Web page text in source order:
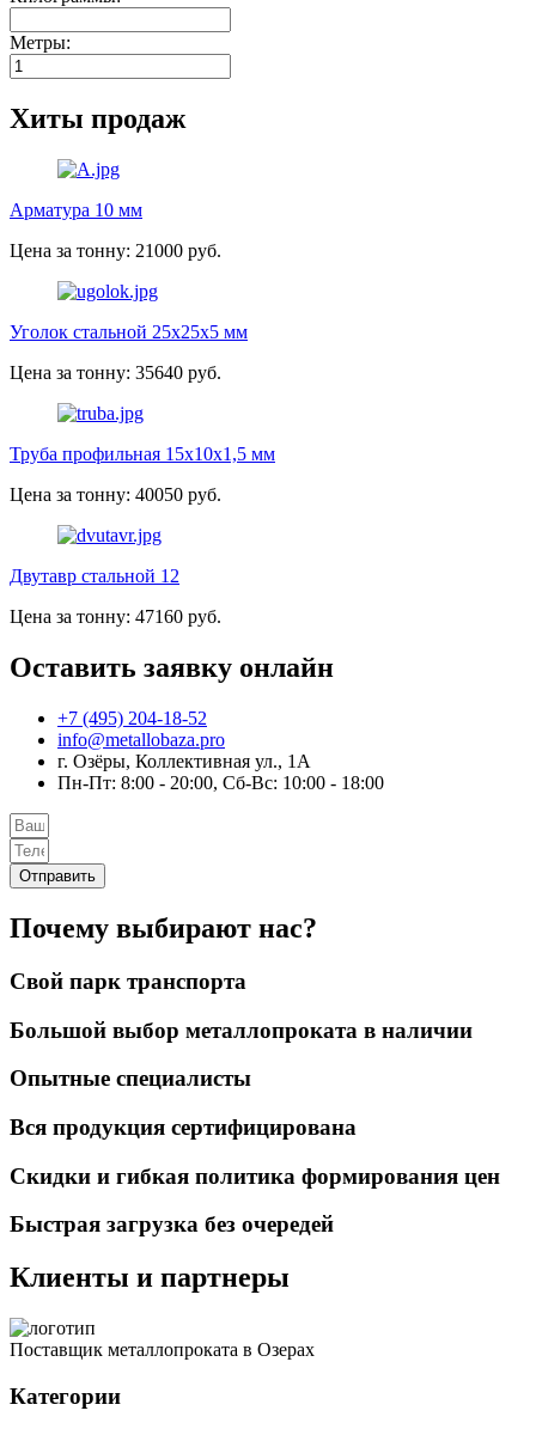
Метры:
Хиты продаж
Арматура 10 мм
Цена за тонну: 21000 руб.
Уголок стальной 25х25х5 мм
Цена за тонну: 35640 руб.
Труба профильная 15х10х1,5 мм
Цена за тонну: 40050 руб.
Двутавр стальной 12
Цена за тонну: 47160 руб.
Оставить заявку онлайн
+7 (495) 204-18-52
info@metallobaza.pro
г. Озёры, Коллективная ул., 1А
Пн-Пт: 8:00 - 20:00, Сб-Вс: 10:00 - 18:00
Отправить
Почему выбирают нас?
Свой парк транспорта
Большой выбор металлопроката в наличии
Опытные специалисты
Вся продукция сертифицирована
Скидки и гибкая политика формирования цен
Быстрая загрузка без очередей
Клиенты и партнеры
Поставщик металлопроката в Озерах
Категории